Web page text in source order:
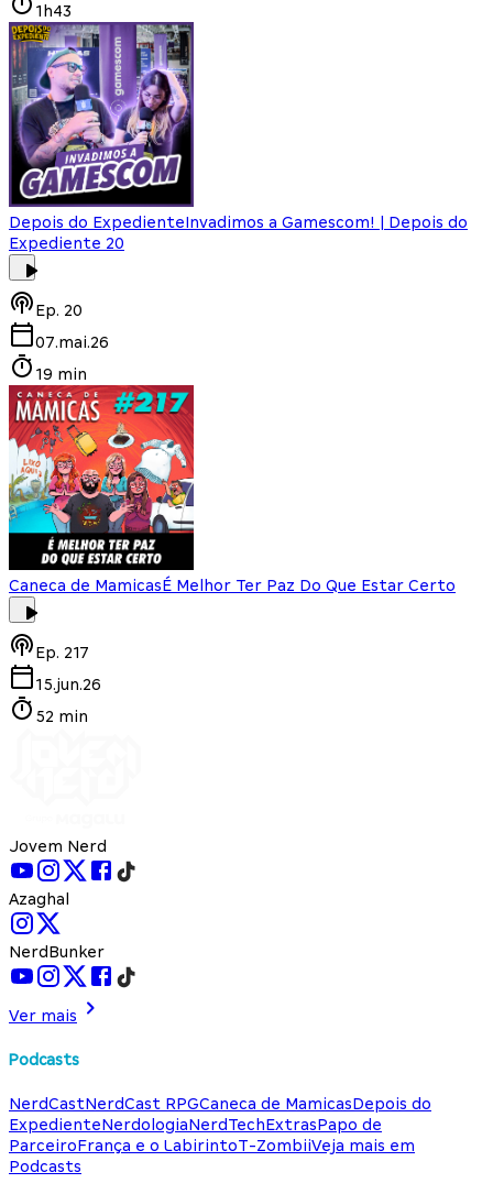
1h43
Depois do ExpedienteInvadimos a Gamescom! | Depois do
Expediente 20
Ep. 20
07.mai.26
19 min
Caneca de MamicasÉ Melhor Ter Paz Do Que Estar Certo
Ep. 217
15.jun.26
52 min
Jovem Nerd
Azaghal
NerdBunker
Ver mais
Podcasts
NerdCastNerdCast RPGCaneca de MamicasDepois do
ExpedienteNerdologiaNerdTechExtrasPapo de
ParceiroFrança e o LabirintoT-ZombiiVeja mais em
Podcasts